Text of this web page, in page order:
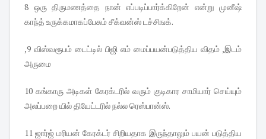
8 ஒரு திருமணத்தை நான் எப்படிப்பார்க்கிறேன் என்று முனீஷ்
காந்த் உருக்கமாகப்பேசும் சீக்வன்ஸ் டச்சிஙக்.
,9 விஸ்வரூபம் டைட்டில் பிஜி எம் மைப்பயன்படுத்திய விதம் ,இடம்
அருமை
10 கங்காரு அடிகள் கேரக்டரில் வரும் குடிகார சாமியார் செய்யும்
அலப்பறை யில் தியேட்டரில் நல்ல ரெஸ்பான்ஸ்.
11 ஜார்ஜ் மரியன் கேரக்டர் சிறியதாக இருந்தாலும் பயன் படுத்திய